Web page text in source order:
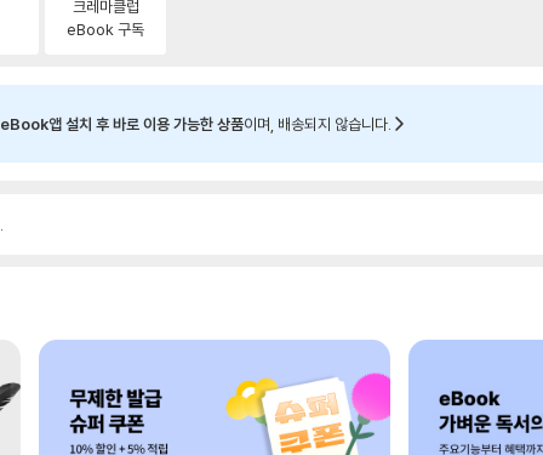
크레마클럽
eBook 구독
앱 설치 후 바로 이용 가능한 상품이며, 배송되지 않습니다.